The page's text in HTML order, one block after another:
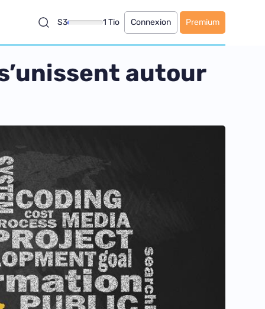
S3 1 Tio Connexion Premium
autour